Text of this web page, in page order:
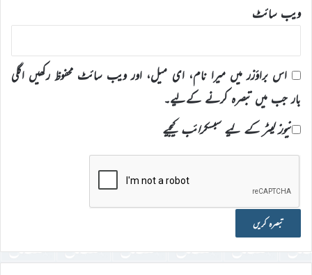
ویب‌ سائٹ
اس براؤزر میں میرا نام، ای میل، اور ویب سائٹ محفوظ رکھیں اگلی
بار جب میں تبصرہ کرنے کےلیے۔
نیوز لیٹر کے لیے سبسکرائب کیجیے